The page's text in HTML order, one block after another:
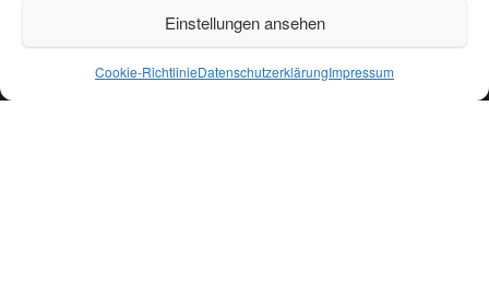
Einstellungen ansehen
Cookie-RichtlinieDatenschutzerklärungImpressum
Stolz präsentiert vonWordPress|Theme:Head Blog